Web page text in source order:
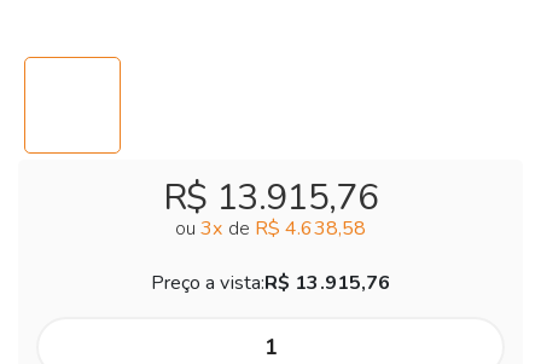
R$ 13.915,76
ou3x de R$ 4.638,58
Preço a vista:R$ 13.915,76